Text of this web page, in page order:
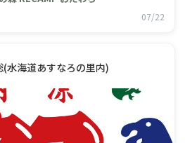
れあい(
07/22
(水海道あすなろの里内)